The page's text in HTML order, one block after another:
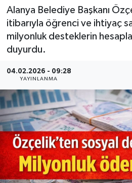
Alanya Belediye Başkanı
itibarıyla öğrenci ve ihtiyaç
milyonluk desteklerin
duyurdu.
04.02.2026 - 09:28
YAYINLANMA
Turizm
E-Gazete
Son Dakika Haberleri
Haber Arşivi